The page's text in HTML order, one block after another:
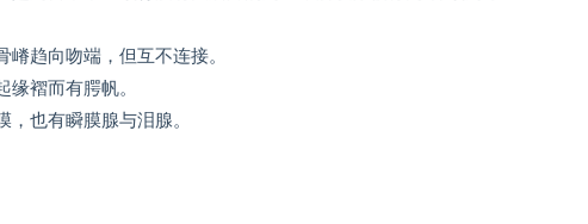
趋向吻端，但互不连接。
褶而有腭帆。
也有瞬膜腺与泪腺。